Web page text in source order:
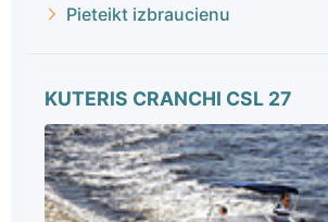
Pieteikt izbraucienu
KUTERIS CRANCHI CSL 27